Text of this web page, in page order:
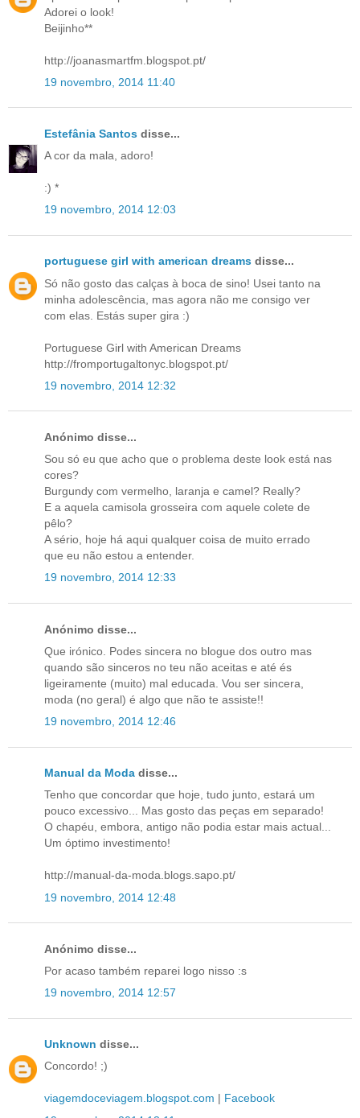
Adorei o look!
Beijinho**
http://joanasmartfm.blogspot.pt/
19 novembro, 2014 11:40
Estefânia Santos disse...
A cor da mala, adoro!
:) *
19 novembro, 2014 12:03
portuguese girl with american dreams disse...
Só não gosto das calças à boca de sino! Usei tanto na
minha adolescência, mas agora não me consigo ver
com elas. Estás super gira :)
Portuguese Girl with American Dreams
http://fromportugaltonyc.blogspot.pt/
19 novembro, 2014 12:32
Anónimo disse...
Sou só eu que acho que o problema deste look está nas
cores?
Burgundy com vermelho, laranja e camel? Really?
E a aquela camisola grosseira com aquele colete de
pêlo?
A sério, hoje há aqui qualquer coisa de muito errado
que eu não estou a entender.
19 novembro, 2014 12:33
Anónimo disse...
Que irónico. Podes sincera no blogue dos outro mas
quando são sinceros no teu não aceitas e até és
ligeiramente (muito) mal educada. Vou ser sincera,
moda (no geral) é algo que não te assiste!!
19 novembro, 2014 12:46
Manual da Moda disse...
Tenho que concordar que hoje, tudo junto, estará um
pouco excessivo... Mas gosto das peças em separado!
O chapéu, embora, antigo não podia estar mais actual...
Um óptimo investimento!
http://manual-da-moda.blogs.sapo.pt/
19 novembro, 2014 12:48
Anónimo disse...
Por acaso também reparei logo nisso :s
19 novembro, 2014 12:57
Unknown disse...
Concordo! ;)
viagemdoceviagem.blogspot.com | Facebook